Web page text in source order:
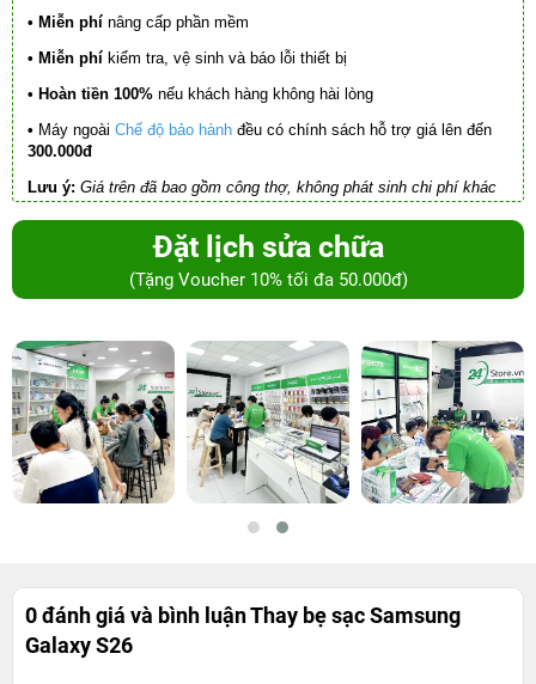
• Miễn phí nâng cấp phần mềm
• Miễn phí kiểm tra, vệ sinh và báo lỗi thiết bị
• Hoàn tiền 100% nếu khách hàng không hài lòng
• Máy ngoài Chế độ bảo hành đều có chính sách hỗ trợ giá lên đến
300.000đ
Lưu ý: Giá trên đã bao gồm công thợ, không phát sinh chi phí khác
Đặt lịch sửa chữa
(Tặng Voucher 10% tối đa 50.000đ)
0 đánh giá và bình luậnThay bẹ sạc Samsung
Galaxy S26